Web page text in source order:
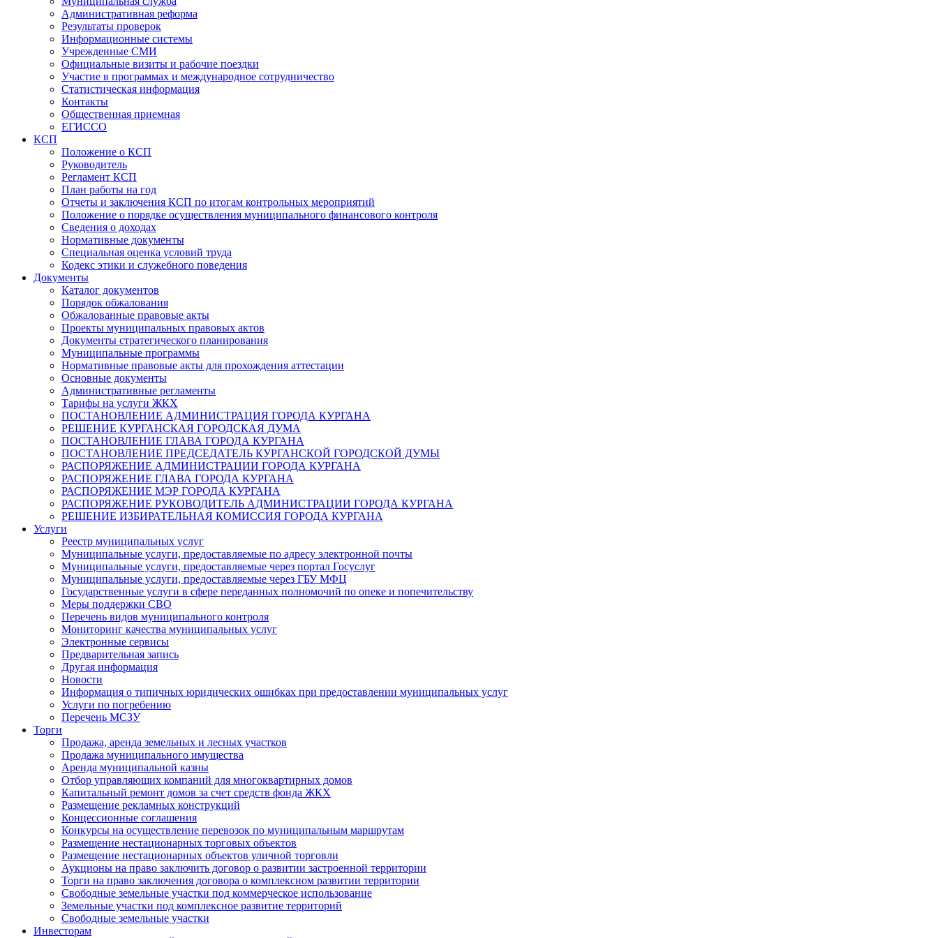
Административная реформа
Результаты проверок
Информационные системы
Учрежденные СМИ
Официальные визиты и рабочие поездки
Участие в программах и международное сотрудничество
Статистическая информация
Контакты
Общественная приемная
ЕГИССО
КСП
Положение о КСП
Руководитель
Регламент КСП
План работы на год
Отчеты и заключения КСП по итогам контрольных мероприятий
Положение о порядке осуществления муниципального финансового контроля
Сведения о доходах
Нормативные документы
Специальная оценка условий труда
Кодекс этики и служебного поведения
Документы
Каталог документов
Порядок обжалования
Обжалованные правовые акты
Проекты муниципальных правовых актов
Документы стратегического планирования
Муниципальные программы
Нормативные правовые акты для прохождения аттестации
Основные документы
Административные регламенты
Тарифы на услуги ЖКХ
ПОСТАНОВЛЕНИЕ АДМИНИСТРАЦИЯ ГОРОДА КУРГАНА
РЕШЕНИЕ КУРГАНСКАЯ ГОРОДСКАЯ ДУМА
ПОСТАНОВЛЕНИЕ ГЛАВА ГОРОДА КУРГАНА
ПОСТАНОВЛЕНИЕ ПРЕДСЕДАТЕЛЬ КУРГАНСКОЙ ГОРОДСКОЙ ДУМЫ
РАСПОРЯЖЕНИЕ АДМИНИСТРАЦИИ ГОРОДА КУРГАНА
РАСПОРЯЖЕНИЕ ГЛАВА ГОРОДА КУРГАНА
РАСПОРЯЖЕНИЕ МЭР ГОРОДА КУРГАНА
РАСПОРЯЖЕНИЕ РУКОВОДИТЕЛЬ АДМИНИСТРАЦИИ ГОРОДА КУРГАНА
РЕШЕНИЕ ИЗБИРАТЕЛЬНАЯ КОМИССИЯ ГОРОДА КУРГАНА
Услуги
Реестр муниципальных услуг
Муниципальные услуги, предоставляемые по адресу электронной почты
Муниципальные услуги, предоставляемые через портал Госуслуг
Муниципальные услуги, предоставляемые через ГБУ МФЦ
Государственные услуги в сфере переданных полномочий по опеке и попечительству
Меры поддержки СВО
Перечень видов муниципального контроля
Мониторинг качества муниципальных услуг
Электронные сервисы
Предварительная запись
Другая информация
Новости
Информация о типичных юридических ошибках при предоставлении муниципальных услуг
Услуги по погребению
Перечень МСЗУ
Торги
Продажа, аренда земельных и лесных участков
Продажа муниципального имущества
Аренда муниципальной казны
Отбор управляющих компаний для многоквартирных домов
Капитальный ремонт домов за счет средств фонда ЖКХ
Размещение рекламных конструкций
Концессионные соглашения
Конкурсы на осуществление перевозок по муниципальным маршрутам
Размещение нестационарных торговых объектов
Размещение нестационарных объектов уличной торговли
Аукционы на право заключить договор о развитии застроенной территории
Торги на право заключения договора о комплексном развитии территории
Свободные земельные участки под коммерческое использование
Земельные участки под комплексное развитие территорий
Свободные земельные участки
Инвесторам